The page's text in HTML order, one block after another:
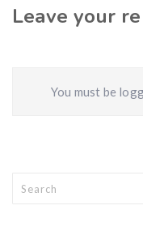
Leave your
You must be